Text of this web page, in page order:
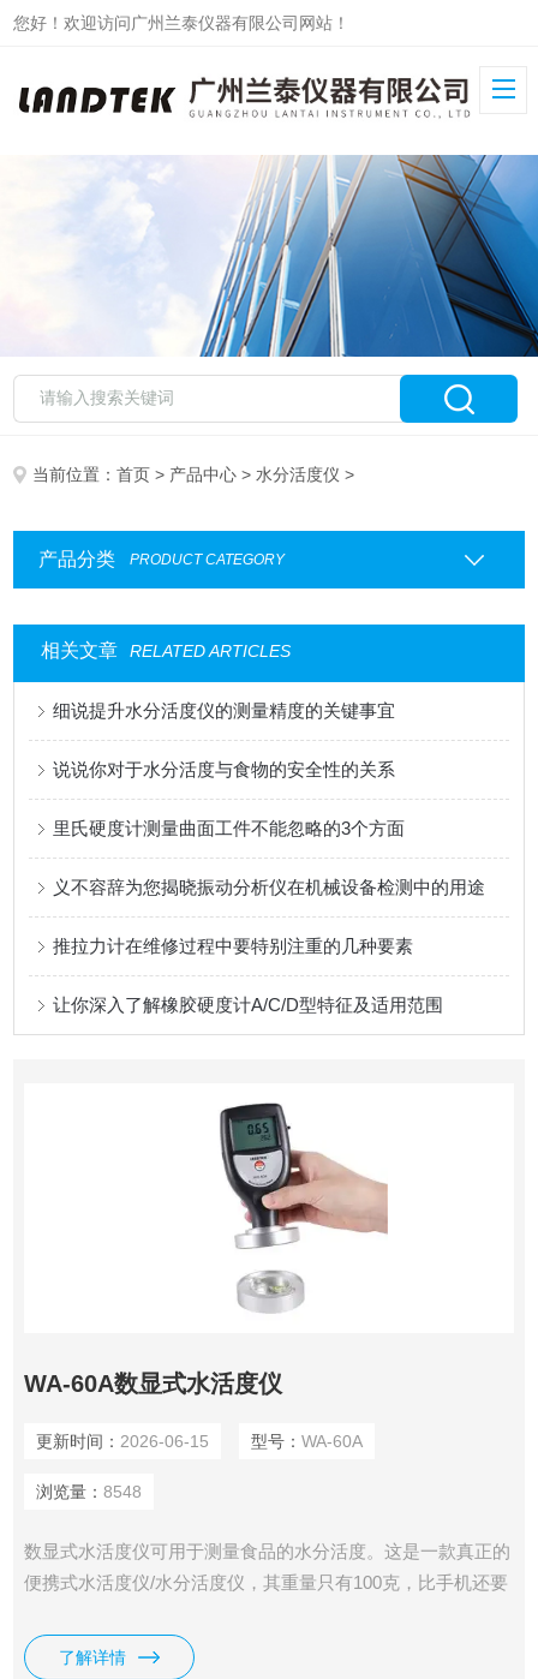
您好！欢迎访问广州兰泰仪器有限公司网站！
当前位置：首页 > 产品中心 > 水分活度仪 >
产品分类 PRODUCT CATEGORY
相关文章 RELATED ARTICLES
细说提升水分活度仪的测量精度的关键事宜
说说你对于水分活度与食物的安全性的关系
里氏硬度计测量曲面工件不能忽略的3个方面
义不容辞为您揭晓振动分析仪在机械设备检测中的用途
推拉力计在维修过程中要特别注重的几种要素
让你深入了解橡胶硬度计A/C/D型特征及适用范围
WA-60A数显式水活度仪
更新时间： 2026-06-15 型号： WA-60A
浏览量： 8548
数显式水活度仪可用于测量食品的水分活度。这是一款真正的
便携式水活度仪/水分活度仪，其重量只有100克，比手机还要
了解详情